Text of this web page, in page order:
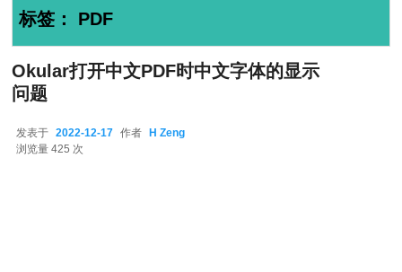
标签： PDF
Okular打开中文PDF时中文字体的显示
问题
发表于 2022-12-17 作者 H Zeng
浏览量 425 次